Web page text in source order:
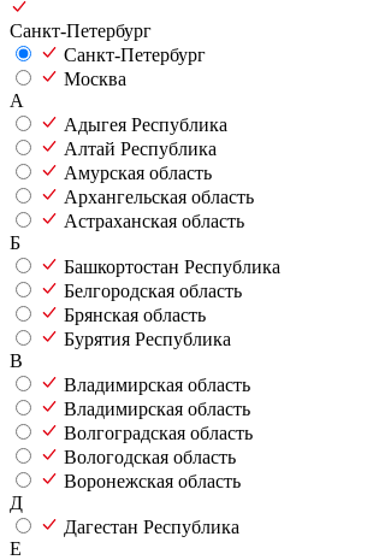
Санкт-Петербург
Санкт-Петербург
Москва
А
Адыгея Республика
Алтай Республика
Амурская область
Архангельская область
Астраханская область
Б
Башкортостан Республика
Белгородская область
Брянская область
Бурятия Республика
В
Владимирская область
Владимирская область
Волгоградская область
Вологодская область
Воронежская область
Д
Дагестан Республика
Е